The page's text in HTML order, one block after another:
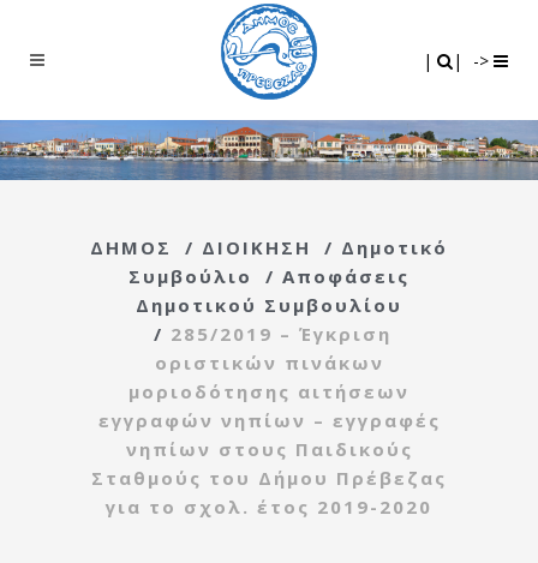
| | ->
ΔΗΜΟΣ / ΔΙΟΙΚΗΣΗ / Δημοτικό
Συμβούλιο
/ Αποφάσεις
Δημοτικού Συμβουλίου
/ 285/2019 – Έγκριση
οριστικών πινάκων
μοριοδότησης αιτήσεων
εγγραφών νηπίων – εγγραφές
νηπίων στους Παιδικούς
Σταθμούς του Δήμου Πρέβεζας
για το σχολ. έτος 2019-2020